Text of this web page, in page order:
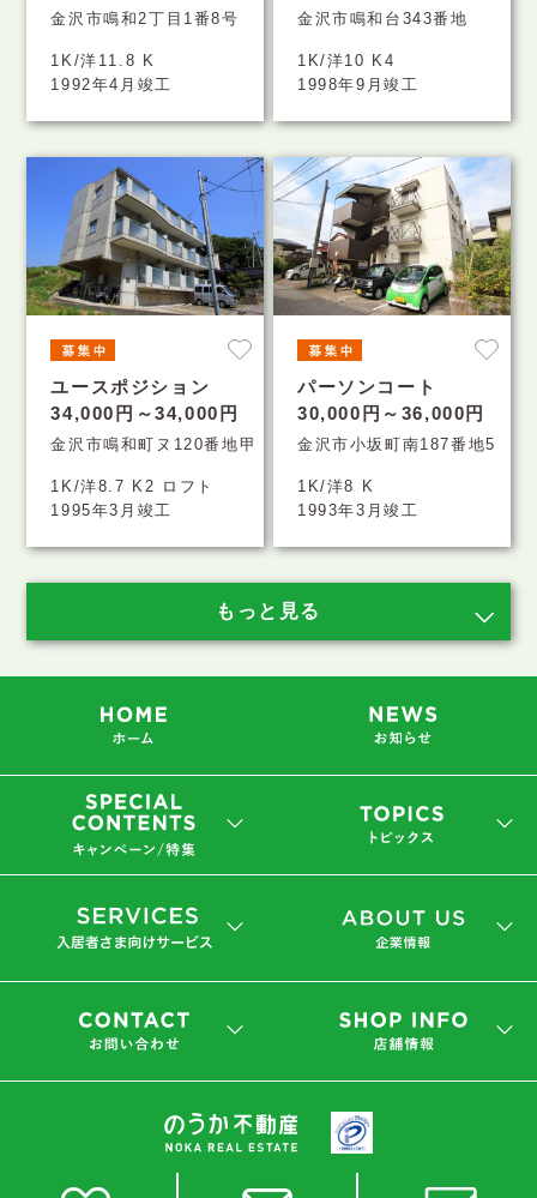
金沢市鳴和2丁目1番8号
1K/洋11.8 K
1992年4月竣工
金沢市鳴和台343番地
1K/洋10 K4
1998年9月竣工
ユースポジション
34,000円～34,000円
金沢市鳴和町ヌ120番地甲
1K/洋8.7 K2 ロフト
1995年3月竣工
パーソンコート
30,000円～36,000円
金沢市小坂町南187番地5
1K/洋8 K
1993年3月竣工
プライバシーポリシー